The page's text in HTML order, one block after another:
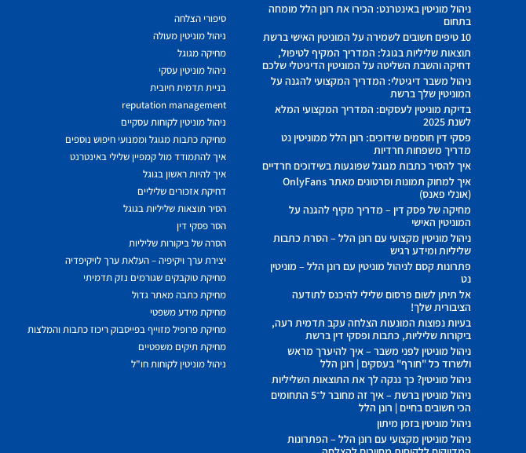
ניהול מוניטין באינטרנט: הכירו את רונן הלל מומחה
בתחום
10 טיפים חשובים לשמירה על המוניטין האישי ברשת
תוצאות שליליות בגוגל: המדריך המקיף לטיפול,
דחיקה והשבת השליטה על המוניטין הדיגיטלי שלכם
ניהול משבר דיגיטלי: המדריך המקצועי להגנה על
המוניטין שלך ברשת
בדיקת מוניטין לעסקים: המדריך המקצועי המלא
לשנת 2025
פסקי דין חוסמים שידוכים: רונן הלל ממוניטין נט
מדריך משפחות חרדיות
איך להסיר כתבות מגוגל שפוגעות בשידוכים חרדיים
איך למחוק תמונות וסרטונים מאתר OnlyFans
(אונלי פאנס)
מחיקה של פסק דין – מדריך מקיף להגנה על
המוניטין האישי
ניהול מוניטין מקצועי עם רונן הלל – הסרת כתבות
שליליות ומידע רגיש
פתרונות קסם לניהול מוניטין עם רונן הלל – מוניטין
נט
אל תיתן לשום פרסום שלילי להיכנס לתודעה
הציבורית שלך!
בעיות נפוצות המונעות הצלחה עקב תדמית רעה,
ביקורות שליליות, כתבות ופסקי דין ברשת
ניהול מוניטין לפני משבר – איך להיערך מראש
ולשרוד כל "חורף" בעסקים | רונן הלל
ניהול מוניטין? כך ננקה לך את התוצאות השליליות
ניהול מוניטין ברשת – איך זה מחובר ל־5 התחומים
הכי חשובים בחיים | רונן הלל
ניהול מוניטין בזמן מיתון
ניהול מוניטין מקצועי עם רונן הלל – הפתרונות
סיפורי הצלחה
ניהול מוניטין מעולה
מחיקה מגוגל
ניהול מוניטין עסקי
בניית תדמית חיובית
reputation management
ניהול מוניטין לקוחות עסקיים
מחיקת כתבות מגוגל וממנועי חיפוש נוספים
איך להתמודד מול קמפיין שלילי באינטרנט
איך להיות ראשון בגוגל
דחיקת אזכורים שליליים
הסיר תוצאות שליליות בגוגל
הסר פסקי דין
הסרה של ביקורות שליליות
יצירת ערך ויקיפיה – העלאת ערך לויקיפדיה
מחיקת טוקבקים שגורמים נזק תדמיתי
מחיקת כתבה מאתר גדול
מחיקת מידע משפטי
מחיקת פרופיל מזוייף בפייסבוק ריכוז כתבות והמלצות
מחיקת תיקים משפטיים
ניהול מוניטין לקוחות חו"ל